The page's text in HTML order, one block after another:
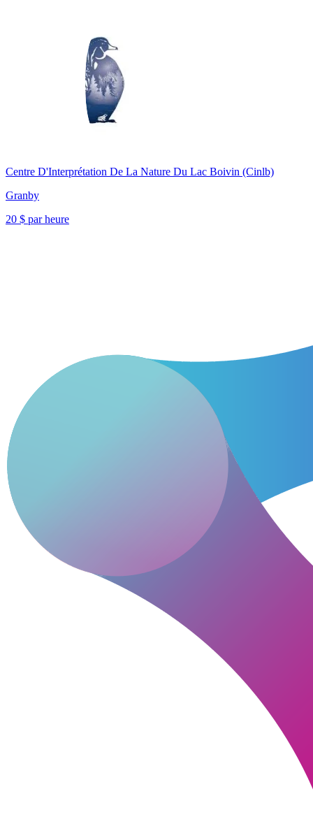
Centre D'Interprétation De La Nature Du Lac Boivin (Cinlb)
Granby
20 $ par heure